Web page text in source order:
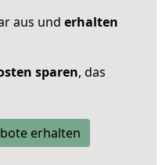
aus und erhalten
sparen, das
erhalten